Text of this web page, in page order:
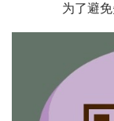
为了避